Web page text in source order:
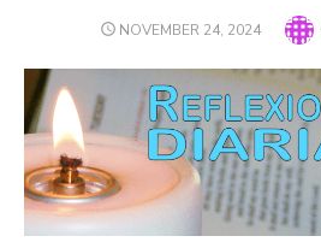
POSTED
NOVEMBER 24, 2024